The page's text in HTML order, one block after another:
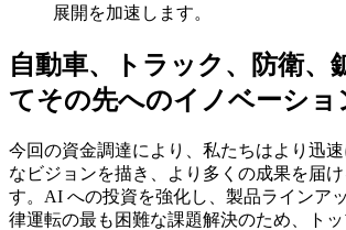
展開を加速します。
自動車、トラック、防衛、
てその先へのイノベーショ
今回の資金調達により、私たちはより迅
なビジョンを描き、より多くの成果を届
す。AI への投資を強化し、製品ラインア
律運転の最も困難な課題解決のため、ト